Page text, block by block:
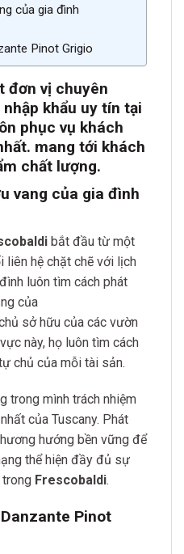
của gia đình
Pinot Grigio
đơn vị chuyên
khẩu uy tín tại
phục vụ khách
ất. mang tới khách
chất lượng.
vang của gia đình
bắt đầu từ một
liên hệ chặt chẽ với lịch
luôn tìm cách phát
của
sở hữu của các vườn
này, họ luôn tìm cách
chủ của mỗi tài sản.
trong mình trách nhiệm
của Tuscany. Phát
hướng bền vững để
thể hiện đầy đủ sự
Frescobaldi.
Pinot